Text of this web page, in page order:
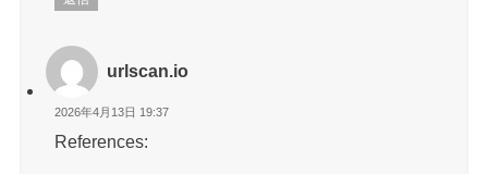
urlscan.io
2026年4月13日 19:37
References: